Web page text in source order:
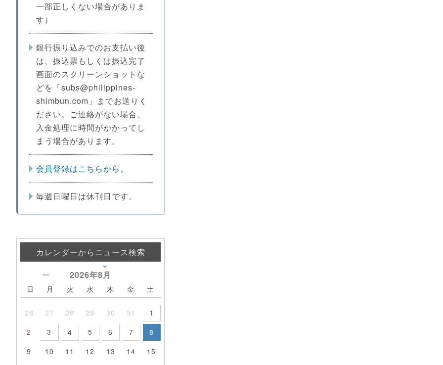
一部正しくない場合がありま
す）
銀行振り込みでのお支払い後
は、振込票もしくは振込完了
画面のスクリーンショットな
どを「subs@philippines-
shimbun.com」までお送りく
ださい。ご連絡がない場合、
入金処理に時間がかかってし
まう場合があります。
会員登録はこちらから。
毎週日曜日は休刊日です。
カレンダーからニュース検索
2026年8月
<<
日 月 火 水 木 金 土
26 27 28 29 30 31
1
2
3 4 5 6 7
8
9
10 11 12 13 14
15